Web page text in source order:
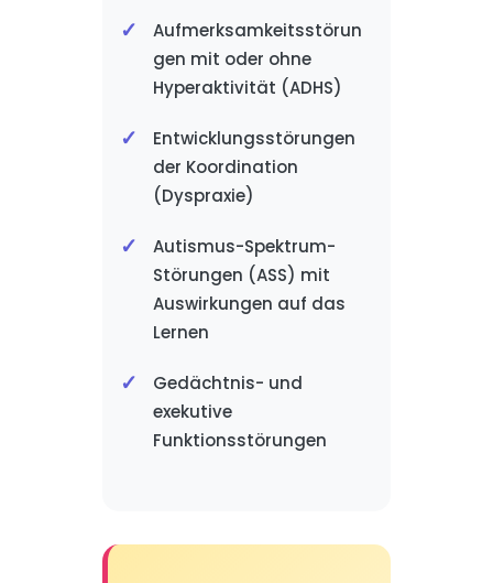
Aufmerksamkeitsstörun
gen mit oder ohne
Hyperaktivität (ADHS)
Entwicklungsstörungen
der Koordination
(Dyspraxie)
Autismus-Spektrum-
Störungen (ASS) mit
Auswirkungen auf das
Lernen
Gedächtnis- und
exekutive
Funktionsstörungen